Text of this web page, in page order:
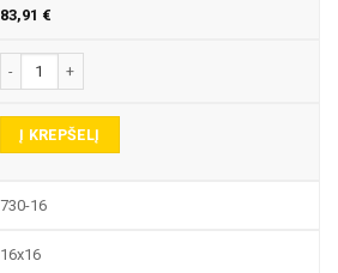
83,91 €
produkto kiekis: 730 LAIKIKLIS
Į KREPŠELĮ
730-16
16x16